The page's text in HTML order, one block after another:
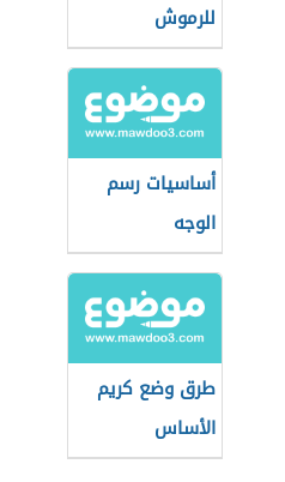
للرموش
أساسيات رسم
الوجه
طرق وضع كريم
الأساس